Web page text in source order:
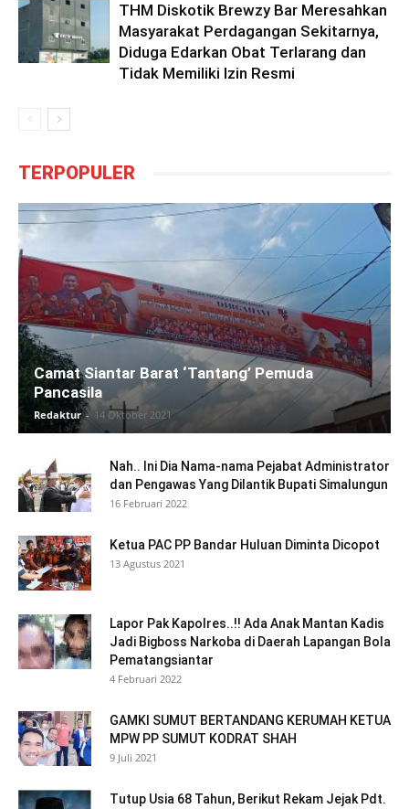
THM Diskotik Brewzy Bar Meresahkan
Masyarakat Perdagangan Sekitarnya,
Diduga Edarkan Obat Terlarang dan
Tidak Memiliki Izin Resmi
TERPOPULER
Camat Siantar Barat ‘Tantang’ Pemuda
Pancasila
Redaktur - 14 Oktober 2021
Nah.. Ini Dia Nama-nama Pejabat Administrator
dan Pengawas Yang Dilantik Bupati Simalungun
16 Februari 2022
Ketua PAC PP Bandar Huluan Diminta Dicopot
13 Agustus 2021
Lapor Pak Kapolres..!! Ada Anak Mantan Kadis
Jadi Bigboss Narkoba di Daerah Lapangan Bola
Pematangsiantar
4 Februari 2022
GAMKI SUMUT BERTANDANG KERUMAH KETUA
MPW PP SUMUT KODRAT SHAH
9 Juli 2021
Tutup Usia 68 Tahun, Berikut Rekam Jejak Pdt.